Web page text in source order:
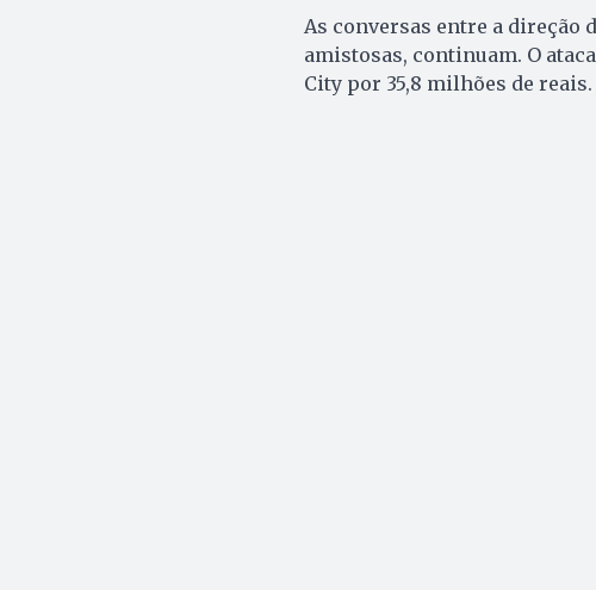
As conversas entre a direção
amistosas, continuam. O
City por 35,8 milhões de reais.